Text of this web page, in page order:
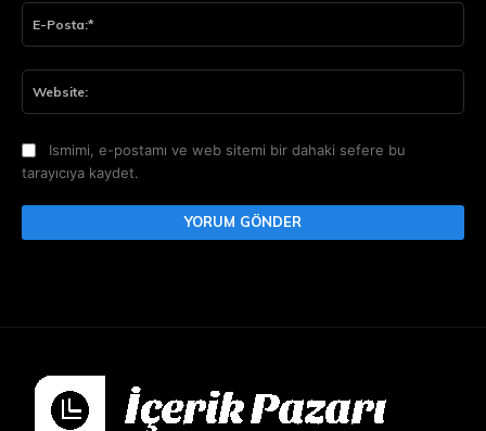
Ismimi, e-postamı ve web sitemi bir dahaki sefere bu
tarayıcıya kaydet.